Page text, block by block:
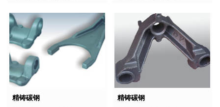
精铸碳钢 精铸碳钢